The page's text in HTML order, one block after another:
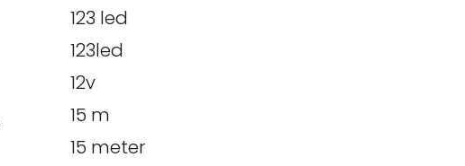
123 led
123led
12v
15 m
15 meter